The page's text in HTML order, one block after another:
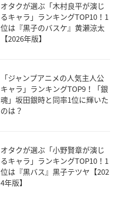
オタクが選ぶ「木村良平が演じ
るキャラ」ランキングTOP10！1
位は『黒子のバスケ』黄瀬涼太
【2026年版】
「ジャンプアニメの人気主人公
キャラ」ランキングTOP9！「銀
魂」坂田銀時と同率1位に輝いた
のは？
オタクが選ぶ「小野賢章が演じ
るキャラ」ランキングTOP10！1
位は『黒バス』黒子テツヤ【202
4年版】